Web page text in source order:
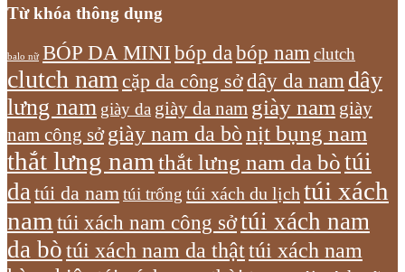
Từ khóa thông dụng
balo nữ BÓP DA MINI bóp dabóp nam clutch
clutch nam cặp da công sởdây da nam dây
lưng nam giày da giày da nam giày nam giày
nam công sở giày nam da bònịt bụng nam
thắt lưng nam thắt lưng nam da bòtúi
datúi da namtúi trống túi xách du lịch túi xách
nam túi xách nam công sởtúi xách nam
da bòtúi xách nam da thậttúi xách nam